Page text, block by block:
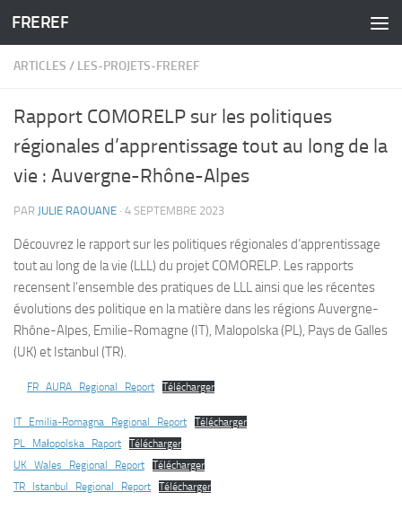
Skip to content
FREREF
ARTICLES / LES-PROJETS-FREREF
Rapport COMORELP sur les politiques
régionales d’apprentissage tout au long de la
vie : Auvergne-Rhône-Alpes
PAR JULIE RAOUANE · 4 SEPTEMBRE 2023
Découvrez le rapport sur les politiques régionales d’apprentissage
tout au long de la vie (LLL) du projet COMORELP. Les rapports
recensent l’ensemble des pratiques de LLL ainsi que les récentes
évolutions des politique en la matière dans les régions Auvergne-
Rhône-Alpes, Emilie-Romagne (IT), Malopolska (PL), Pays de Galles
(UK) et Istanbul (TR).
FR_AURA_Regional_Report Télécharger
IT_Emilia-Romagna_Regional_Report
Télécharger
PL_Małopolska_Raport
Télécharger
UK_Wales_Regional_Report
Télécharger
TR_Istanbul_Regional_Report
Télécharger